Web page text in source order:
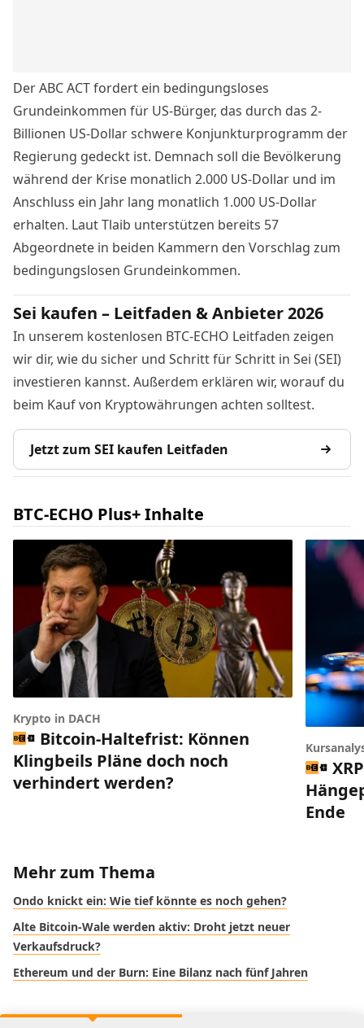
Der ABC ACT fordert ein bedingungsloses
Grundeinkommen für US-Bürger, das durch das 2-
Billionen US-Dollarschwere Konjunkturprogramm der
Regierung gedeckt ist. Demnach soll die Bevölkerung
während der Krise monatlich 2.000 US-Dollar und im
Anschluss ein Jahr lang monatlich 1.000 US-Dollar
erhalten. Laut Tlaib unterstützen bereits 57
Abgeordnete in beiden Kammern den Vorschlag zum
bedingungslosen Grundeinkommen.
Sei kaufen – Leitfaden & Anbieter 2026
In unserem kostenlosen BTC-ECHO Leitfaden zeigen
wir dir, wie du sicher und Schritt für Schritt in Sei (SEI)
investieren kannst. Außerdem erklären wir, worauf du
beim Kauf von Kryptowährungen achten solltest.
Jetzt zum SEI kaufen Leitfaden
BTC-ECHO Plus+ Inhalte
Krypto in DACH
Bitcoin-Haltefrist: Können
Klingbeils Pläne doch noch
verhindert werden?
Ende
Mehr zum Thema
Ondo knickt ein: Wie tief könnte es noch gehen?
Alte Bitcoin-Wale werden aktiv: Droht jetzt neuer
Verkaufsdruck?
Ethereum und der Burn: Eine Bilanz nach fünf Jahren